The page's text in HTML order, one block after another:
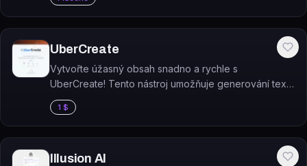
UberCreate
Vytvořte úžasný obsah snadno a rychle s
UberCreate! Tento nástroj umožňuje generování textů
i obrázků, a to ve vašem vlastním jazyce.
1 $
Illusion AI